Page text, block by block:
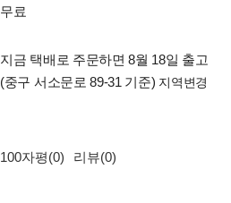
무료
지금 택배로 주문하면 8월 18일 출고
(중구 서소문로 89-31 기준) 지역변경
100자평(0) 리뷰(0)